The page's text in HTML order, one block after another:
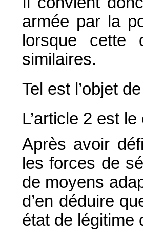
armée par la
lorsque cette
similaires.
Tel est l’objet
L’article 2 est
Après avoir
les forces de
de moyens
d’en déduire
état de légitime